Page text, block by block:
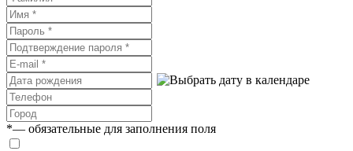
*— обязательные для заполнения поля